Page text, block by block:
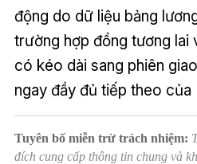
động do dữ liệu bảng
trường hợp đồng tương lai
có kéo dài sang phiên
ngay đầy đủ tiếp theo của
Tuyên bố miễn trừ trách nhiệm:
đích cung cấp thông tin chung và